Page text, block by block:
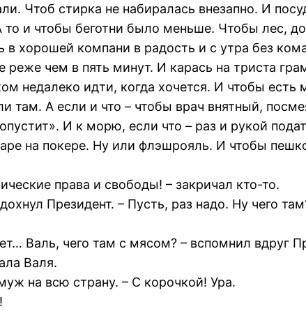
Чтоб стирка не набиралась внезапно. И
то и чтобы беготни было меньше. Чтобы
хорошей компани в радость и с утра без
реже чем в пять минут. И карась на триста
недалеко идти, когда хочется. И чтобы
там. А если и что – чтобы врач внятный,
И к морю, если что – раз и рукой
на покере. Ну или флэшрояль. И чтобы
права и свободы! – закричал кто-то.
Президент. – Пусть, раз надо. Ну чего
Валь, чего там с мясом? – вспомнил вдруг
Валя.
на всю страну. – С корочкой! Ура.